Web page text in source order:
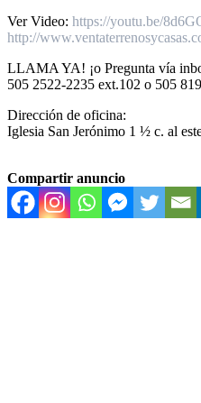
Ver Video: https://youtu.be/
http://
LLAMA YA! ¡o Pregunta vía
505 2522-2235 ext.102 o 505
Dirección de oficina:
Iglesia San Jerónimo 1 ½ c. al
Compartir anuncio